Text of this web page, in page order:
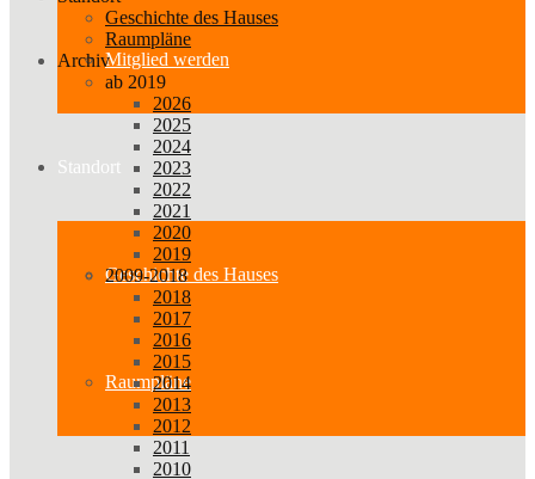
Mitglied werden
Standort
Geschichte des Hauses
Raumpläne
Geschichte des Hauses
Raumpläne
Archiv
ab 2019
2026
2025
2024
2023
2022
2021
2020
2019
2009-2018
2018
2017
2016
2015
2014
2013
2012
2011
2010